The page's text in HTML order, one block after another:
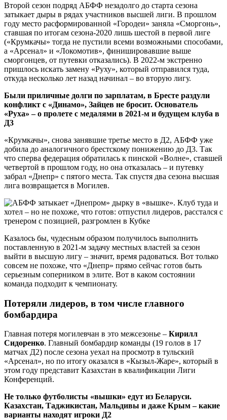
Второй сезон подряд АБФФ незадолго до старта сезона
затыкает дыры в рядах участников высшей лиги. В прошлом
году место расформированной «Городеи» заняла «Сморгонь»,
ставшая по итогам сезона-2020 лишь шестой в первой лиге
(«Крумкачы» тогда не пустили всеми возможными способами,
а «Арсенал» и «Локомотив», финишировавшие выше
сморгонцев, от путевки отказались). В 2022-м экстренно
пришлось искать замену «Руху», который отправился туда,
откуда несколько лет назад начинал – во вторую лигу.
Были приличные долги по зарплатам, в Бресте раздули
конфликт с «Динамо», Зайцев не бросит. Основатель
«Руха» – о пролете с медалями в 2021-м и будущем клуба в
Д3
«Крумкачы», снова занявшие третье место в Д2, АБФФ уже
добила до аналогичного брестскому понижению до Д3. Так
что сперва федерация обратилась к пинской «Волне», ставшей
четвертой в прошлом году, но она отказалась – и путевку
забрал «Днепр» с пятого места. Так спустя два сезона высшая
лига возвращается в Могилев.
Казалось бы, чудесным образом получилось выполнить
поставленную в 2021-м задачу местных властей за сезон
выйти в высшую лигу – значит, время радоваться. Вот только
совсем не похоже, что «Днепр» прямо сейчас готов быть
серьезным соперником в элите. Вот в каком состоянии
команда подходит к чемпионату.
Потеряли лидеров, в том числе главного
бомбардира
Главная потеря могилевчан в это межсезонье – Кирилл
Сидоренко. Главный бомбардир команды (19 голов в 17
матчах Д2) после сезона уехал на просмотр в тульский
«Арсенал», но по итогу оказался в «Кызыл-Жаре», который в
этом году представит Казахстан в квалификации Лиги
Конференций.
Не только футболисты «вышки» едут из Беларуси.
Казахстан, Таджикистан, Мальдивы и даже Крым – какие
варианты находят игроки Д2